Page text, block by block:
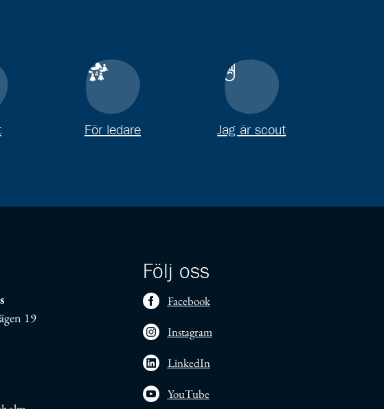
För ledare Jag är scout
19
Följ oss
Facebook
Instagram
LinkedIn
YouTube